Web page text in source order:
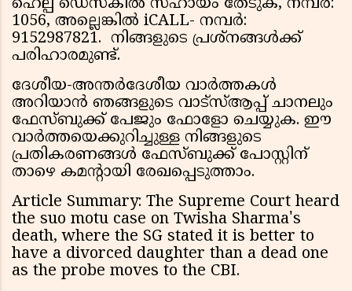
ഹെല്പ് ഡെസ്കിൽ സഹായം തേടുക, നമ്പർ:
1056, അല്ലെങ്കിൽ iCALL- നമ്പർ:
9152987821. നിങ്ങളുടെ പ്രശ്നങ്ങൾക്ക്
പരിഹാരമുണ്ട്.
ദേശീയ-അന്തർദേശീയ വാർത്തകൾ
അറിയാൻ ഞങ്ങളുടെ വാട്സ്ആപ്പ് ചാനലും
ഫേസ്ബുക്ക് പേജും ഫോളോ ചെയ്യുക. ഈ
വാർത്തയെക്കുറിച്ചുള്ള നിങ്ങളുടെ
പ്രതികരണങ്ങൾ ഫേസ്ബുക്ക് പോസ്റ്റിന്
താഴെ കമന്റായി രേഖപ്പെടുത്താം.
Article Summary: The Supreme Court heard
the suo motu case on Twisha Sharma's
death, where the SG stated it is better to
have a divorced daughter than a dead one
as the probe moves to the CBI.